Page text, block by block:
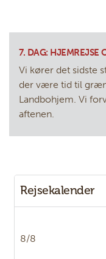
7. DAG:
Vi kører det sidste
der være tid til
Landbohjem. Vi
aftenen.
Rejsekalender
8/8